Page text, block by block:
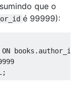
que o
é 99999):
ON books .
;